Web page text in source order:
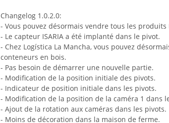
Changelog 1.0.2.0:
- Vous pouvez désormais vendre tous les produits
- Le capteur ISARIA a été implanté dans le pivot.
- Chez Logística La Mancha, vous pouvez
conteneurs en bois.
- Pas besoin de démarrer une nouvelle partie.
- Modification de la position initiale des pivots.
- Indicateur de position initiale dans les pivots.
- Modification de la position de la caméra 1 dans
- Ajout de la rotation aux caméras dans les pivots.
- Moins de décoration dans la maison de ferme.